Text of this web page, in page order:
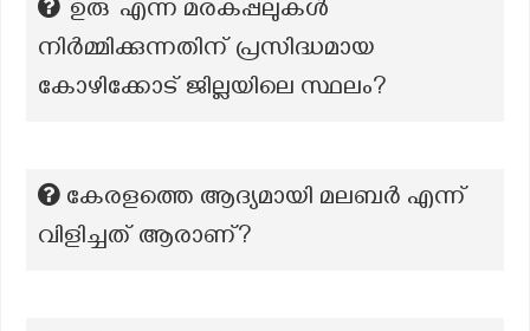
‘ഉരു’ എന്ന മരകപ്പലുകള്‍
നിര്‍മ്മിക്കുന്നതിന് പ്രസിദ്ധമായ
കോഴിക്കോട് ജില്ലയിലെ സ്ഥലം?
കേരളത്തെ ആദ്യമായി മലബര്‍ എന്ന്
വിളിച്ചത് ആരാണ്?